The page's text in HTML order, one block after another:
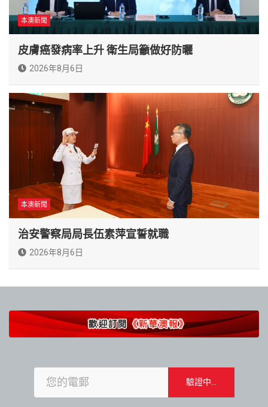
本澳新聞
皮膚癌發病率上升 衛生局籲做好防曬
2026年8月6日
本澳新聞
治安警察局局長伍素萍宣誓就職
2026年8月6日